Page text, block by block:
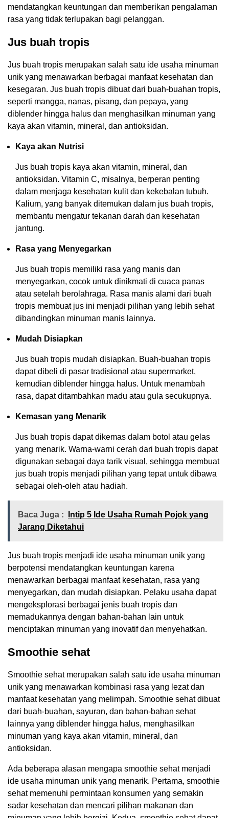
mendatangkan keuntungan dan memberikan pengalaman
rasa yang tidak terlupakan bagi pelanggan.
Jus buah tropis
Jus buah tropis merupakan salah satu ide usaha minuman
unik yang menawarkan berbagai manfaat kesehatan dan
kesegaran. Jus buah tropis dibuat dari buah-buahan tropis,
seperti mangga, nanas, pisang, dan pepaya, yang
diblender hingga halus dan menghasilkan minuman yang
kaya akan vitamin, mineral, dan antioksidan.
Kaya akan Nutrisi
Jus buah tropis kaya akan vitamin, mineral, dan
antioksidan. Vitamin C, misalnya, berperan penting
dalam menjaga kesehatan kulit dan kekebalan tubuh.
Kalium, yang banyak ditemukan dalam jus buah tropis,
membantu mengatur tekanan darah dan kesehatan
jantung.
Rasa yang Menyegarkan
Jus buah tropis memiliki rasa yang manis dan
menyegarkan, cocok untuk dinikmati di cuaca panas
atau setelah berolahraga. Rasa manis alami dari buah
tropis membuat jus ini menjadi pilihan yang lebih sehat
dibandingkan minuman manis lainnya.
Mudah Disiapkan
Jus buah tropis mudah disiapkan. Buah-buahan tropis
dapat dibeli di pasar tradisional atau supermarket,
kemudian diblender hingga halus. Untuk menambah
rasa, dapat ditambahkan madu atau gula secukupnya.
Kemasan yang Menarik
Jus buah tropis dapat dikemas dalam botol atau gelas
yang menarik. Warna-warni cerah dari buah tropis dapat
digunakan sebagai daya tarik visual, sehingga membuat
jus buah tropis menjadi pilihan yang tepat untuk dibawa
sebagai oleh-oleh atau hadiah.
Baca Juga :
Intip 5 Ide Usaha Rumah Pojok yang
Jarang Diketahui
Jus buah tropis menjadi ide usaha minuman unik yang
berpotensi mendatangkan keuntungan karena
menawarkan berbagai manfaat kesehatan, rasa yang
menyegarkan, dan mudah disiapkan. Pelaku usaha dapat
mengeksplorasi berbagai jenis buah tropis dan
memadukannya dengan bahan-bahan lain untuk
menciptakan minuman yang inovatif dan menyehatkan.
Smoothie sehat
Smoothie sehat merupakan salah satu ide usaha minuman
unik yang menawarkan kombinasi rasa yang lezat dan
manfaat kesehatan yang melimpah. Smoothie sehat dibuat
dari buah-buahan, sayuran, dan bahan-bahan sehat
lainnya yang diblender hingga halus, menghasilkan
minuman yang kaya akan vitamin, mineral, dan
antioksidan.
Ada beberapa alasan mengapa smoothie sehat menjadi
ide usaha minuman unik yang menarik. Pertama, smoothie
sehat memenuhi permintaan konsumen yang semakin
sadar kesehatan dan mencari pilihan makanan dan